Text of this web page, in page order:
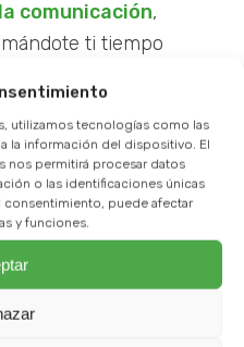
utilizamos tecnologías como las
la información del dispositivo. El
nos permitirá procesar datos
o las identificaciones únicas
consentimiento, puede afectar
y funciones.
comunicación,
ti tiempo
y abordar cada
y paciencia, puedes
clara y efectiva
tienen
vida y fortaleciendo